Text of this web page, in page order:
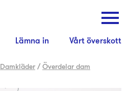
Lämna in Vårt överskott
Damkläder /Överdelar dam